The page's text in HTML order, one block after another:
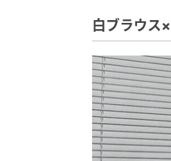
白ブラウス